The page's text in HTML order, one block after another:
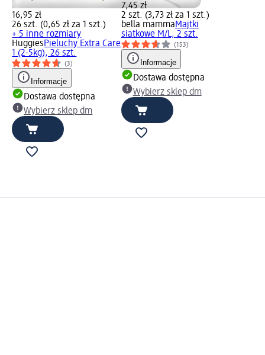
16,95 zł
26 szt. (0,65 zł za 1 szt.)
+ 5 inne rozmiary
HuggiesPieluchy Extra Care
1 (2-5kg), 26 szt.
(3)
Informacje
Dostawa dostępna
Wybierz sklep dm
7,45 zł
2 szt. (3,73 zł za 1 szt.)
bella mammaMajtki
siatkowe M/L, 2 szt.
(153)
Informacje
Dostawa dostępna
Wybierz sklep dm